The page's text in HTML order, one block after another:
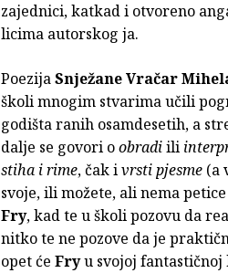
zajednici, katkad i otvoreno
licima autorskog ja.
PoezijaSnježane Vračar
školi mnogim stvarima učili
godišta ranih osamdesetih, a
dalje se govori oobradiili
stiha i rime, čak ivrsti pjesme (a
svoje, ili možete, ali nema
Fry, kad te u školi pozovu da
nitko te ne pozove da je
opet će Fryu svojoj